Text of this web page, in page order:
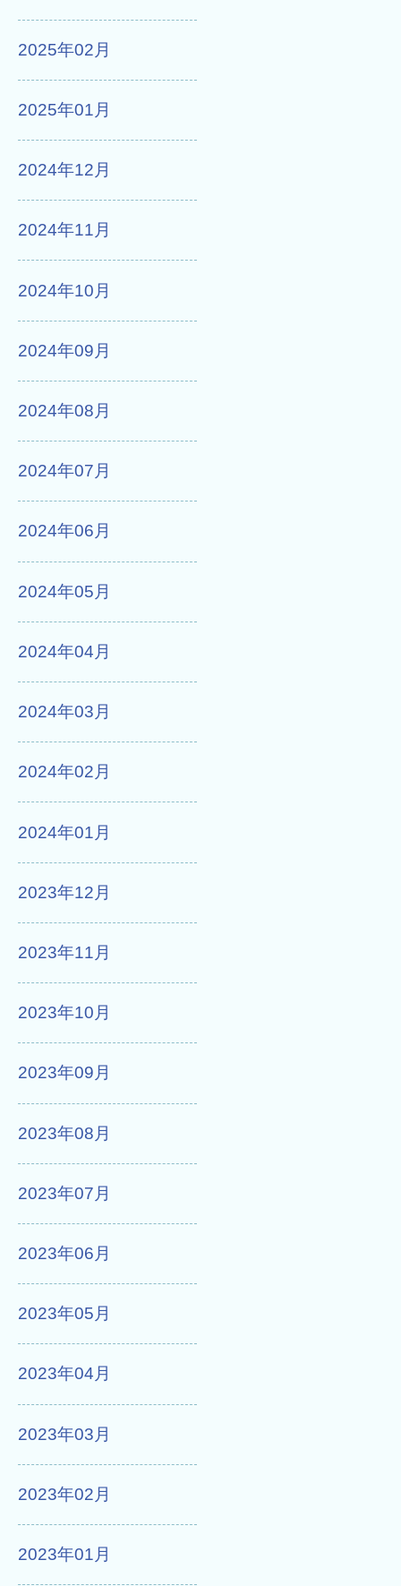
2025年02月
2025年01月
2024年12月
2024年11月
2024年10月
2024年09月
2024年08月
2024年07月
2024年06月
2024年05月
2024年04月
2024年03月
2024年02月
2024年01月
2023年12月
2023年11月
2023年10月
2023年09月
2023年08月
2023年07月
2023年06月
2023年05月
2023年04月
2023年03月
2023年02月
2023年01月